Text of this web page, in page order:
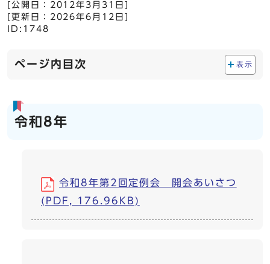
[公開日： 2012年3月31日
[更新日： 2026年6月12日
ID:1748
ページ内目次 表示
令和8年
令和8年第2回定例会 開会あいさつ
(PDF, 176.96KB)